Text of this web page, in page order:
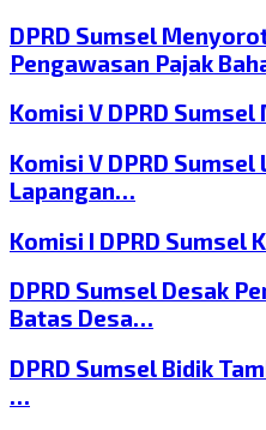
DPRD Sumsel
Pengawasan Pajak
Komisi V DPRD
Komisi V DPRD Sumsel
Lapangan…
Komisi I DPRD Sumsel
DPRD Sumsel Desak
Batas Desa…
DPRD Sumsel Bidik
…